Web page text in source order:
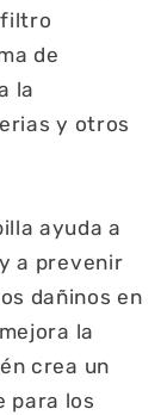
filtro
de
la
y otros
ayuda a
a prevenir
dañinos en
la
crea un
para los